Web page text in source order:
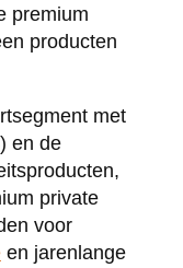
premium
producten
met
en de
private
voor
en jarenlange